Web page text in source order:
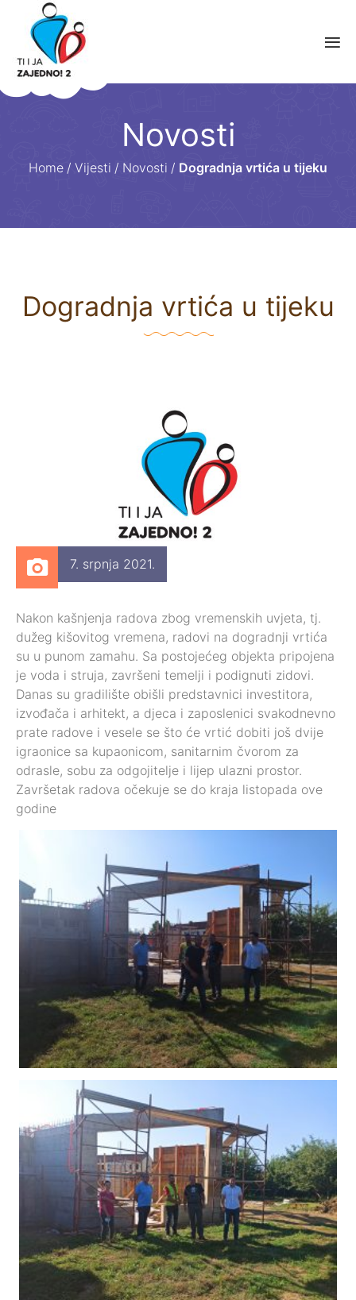
Novosti
Home / Vijesti / Novosti / Dogradnja vrtića u tijeku
Dogradnja vrtića u tijeku
7. srpnja 2021.
Nakon kašnjenja radova zbog vremenskih uvjeta, tj.
dužeg kišovitog vremena, radovi na dogradnji vrtića
su u punom zamahu. Sa postojećeg objekta pripojena
je voda i struja, završeni temelji i podignuti zidovi.
Danas su gradilište obišli predstavnici investitora,
izvođača i arhitekt, a djeca i zaposlenici svakodnevno
prate radove i vesele se što će vrtić dobiti još dvije
igraonice sa kupaonicom, sanitarnim čvorom za
odrasle, sobu za odgojitelje i lijep ulazni prostor.
Završetak radova očekuje se do kraja listopada ove
godine